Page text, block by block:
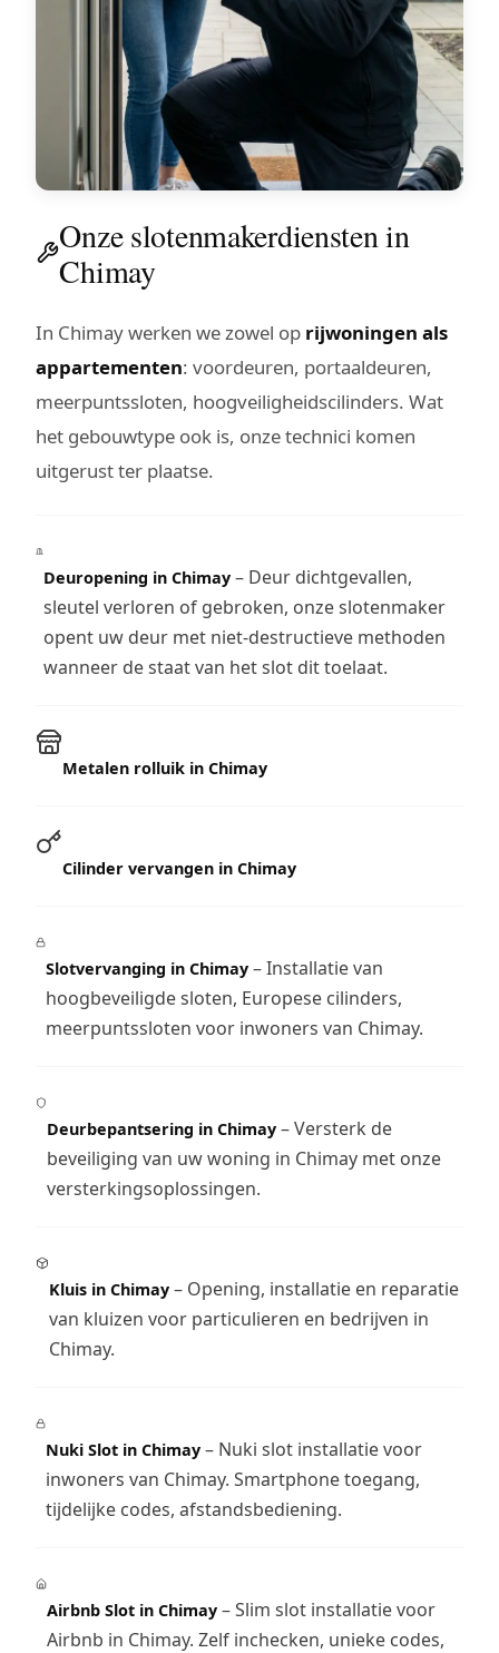
Onze slotenmakerdiensten in
Chimay
In Chimay werken we zowel op rijwoningen als
appartementen: voordeuren, portaaldeuren,
meerpuntssloten, hoogveiligheidscilinders. Wat
het gebouwtype ook is, onze technici komen
uitgerust ter plaatse.
Deuropening in Chimay– Deur dichtgevallen,
sleutel verloren of gebroken, onze slotenmaker
opent uw deur met niet-destructieve methoden
wanneer de staat van het slot dit toelaat.
Metalen rolluik in Chimay
Cilinder vervangen in Chimay
Slotvervanging in Chimay – Installatie van
hoogbeveiligde sloten, Europese cilinders,
meerpuntssloten voor inwoners van Chimay.
Deurbepantsering in Chimay – Versterk de
beveiliging van uw woning in Chimay met onze
versterkingsoplossingen.
Kluis in Chimay– Opening, installatie en reparatie
van kluizen voor particulieren en bedrijven in
Chimay.
Nuki Slot in Chimay – Nuki slot installatie voor
inwoners van Chimay. Smartphone toegang,
tijdelijke codes, afstandsbediening.
Airbnb Slot in Chimay – Slim slot installatie voor
Airbnb in Chimay. Zelf inchecken, unieke codes,